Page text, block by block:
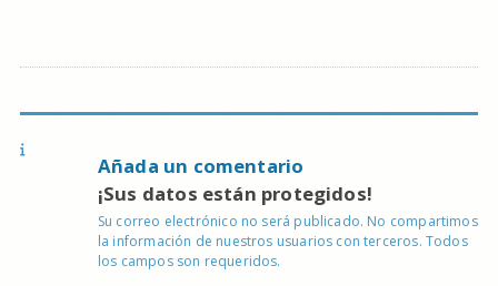
Añada un comentario
¡Sus datos están protegidos!
Su correo electrónico no será publicado. No compartimos
la información de nuestros usuarios con terceros. Todos
los campos son requeridos.